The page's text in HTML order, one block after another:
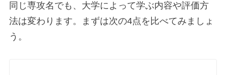
同じ専攻名でも、大学によって学ぶ内容や評価方
法は変わります。まずは次の4点を比べてみましょ
う。